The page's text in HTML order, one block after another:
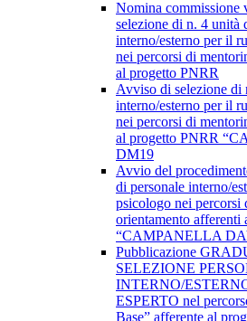
Nomina commissione
selezione di n. 4 unità
interno/esterno per il
nei percorsi di
al progetto PNRR
Avviso di selezione di
interno/esterno per il
nei percorsi di
al progetto PNRR
DM19
Avvio del
di personale interno/
psicologo nei percorsi
orientamento afferenti
“CAMPANELLA
Pubblicazione
SELEZIONE
INTERNO/
ESPERTO nel
Base” afferente al